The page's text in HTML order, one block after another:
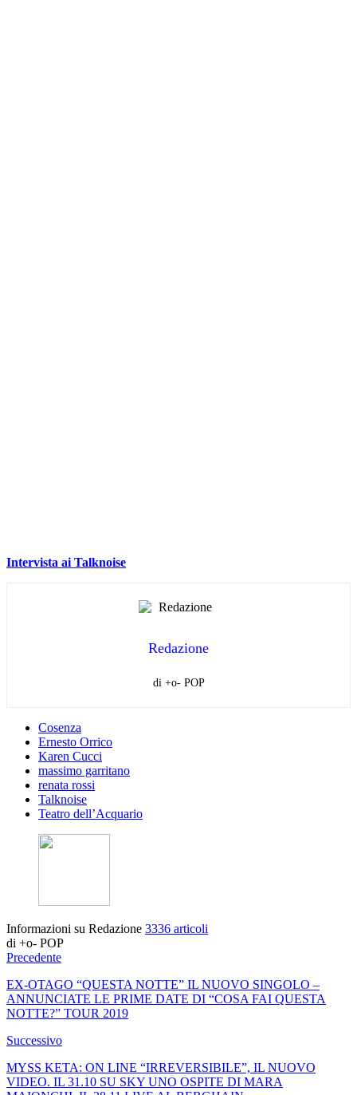
Intervista ai Talknoise
Redazione
di +o- POP
Cosenza
Ernesto Orrico
Karen Cucci
massimo garritano
renata rossi
Talknoise
Teatro dell’Acquario
Informazioni su Redazione 3336 articoli
di +o- POP
Precedente
EX-OTAGO “QUESTA NOTTE” IL NUOVO SINGOLO –
ANNUNCIATE LE PRIME DATE DI “COSA FAI QUESTA
NOTTE?” TOUR 2019
Successivo
MYSS KETA: ON LINE “IRREVERSIBILE”, IL NUOVO
VIDEO. IL 31.10 SU SKY UNO OSPITE DI MARA